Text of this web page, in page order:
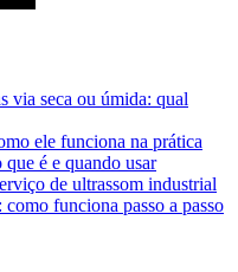
via seca ou úmida: qual
ele funciona na prática
é e quando usar
de ultrassom industrial
funciona passo a passo